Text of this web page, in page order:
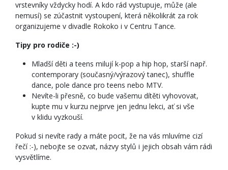
vrstevníky vždycky hodí. A kdo rád vystupuje, může (ale
nemusí) se zúčastnit vystoupení, která několikrát za rok
organizujeme v divadle Rokoko i v Centru Tance.
Tipy pro rodiče :-)
Mladší děti a teens milují k-pop a hip hop, starší např.
contemporary (současný/výrazový tanec), shuffle
dance, pole dance pro teens nebo MTV.
Nevíte-li přesně, co bude vašemu dítěti vyhovovat,
kupte mu v kurzu nejprve jen jednu lekci, ať si vše
v klidu vyzkouší.
Pokud si nevíte rady a máte pocit, že na vás mluvíme cizí
řečí :-), nebojte se ozvat, názvy stylů i jejich obsah vám rádi
vysvětlíme.